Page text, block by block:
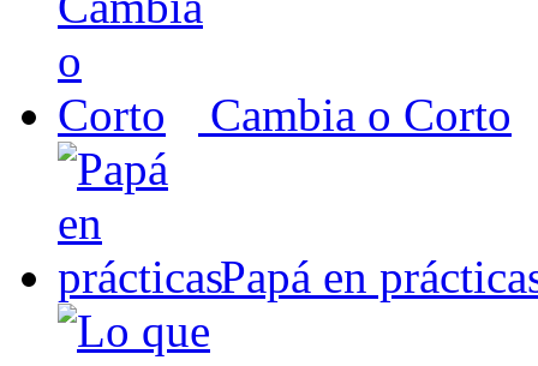
Cambia o Corto
Papá en